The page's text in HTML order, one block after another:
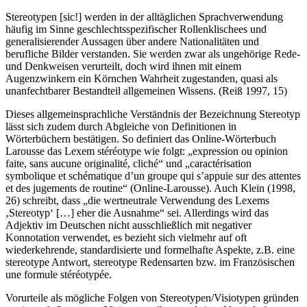
Stereotypen [sic!] werden in der alltäglichen Sprachverwendung
häufig im Sinne geschlechtsspezifischer Rollenklischees und
generalisierender Aussagen über andere Nationalitäten und
berufliche Bilder verstanden. Sie werden zwar als ungehörige Rede-
und Denkweisen verurteilt, doch wird ihnen mit einem
Augenzwinkern ein Körnchen Wahrheit zugestanden, quasi als
unanfechtbarer Bestandteil allgemeinen Wissens. (Reiß 1997, 15)
Dieses allgemeinsprachliche Verständnis der Bezeichnung Stereotyp
lässt sich zudem durch Abgleiche von Definitionen in
Wörterbüchern bestätigen. So definiert das Online-Wörterbuch
Larousse das Lexem stéréotype wie folgt: „expression ou opinion
faite, sans aucune originalité, cliché“ und „caractérisation
symbolique et schématique d’un groupe qui s’appuie sur des attentes
et des jugements de routine“ (Online-Larousse). Auch Klein (1998,
26) schreibt, dass „die wertneutrale Verwendung des Lexems
‚Stereotyp‘ […] eher die Ausnahme“ sei. Allerdings wird das
Adjektiv im Deutschen nicht ausschließlich mit negativer
Konnotation verwendet, es bezieht sich vielmehr auf oft
wiederkehrende, standardisierte und formelhafte Aspekte, z.B. eine
stereotype Antwort, stereotype Redensarten bzw. im Französischen
une formule stéréotypée.
Vorurteile als mögliche Folgen von Stereotypen/Visiotypen gründen